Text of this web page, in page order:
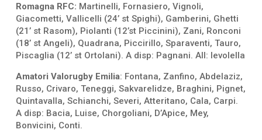
Romagna RFC: Martinelli, Fornasiero, Vignoli,
Giacometti, Vallicelli (24’ st Spighi), Gamberini, Ghetti
(21’ st Rasom), Piolanti (12’st Piccinini), Zani, Ronconi
(18’ st Angeli), Quadrana, Piccirillo, Sparaventi, Tauro,
Piscaglia (12’ st Ortolani). A disp: Pagnani. All: Ievolella
Amatori Valorugby Emilia: Fontana, Zanfino, Abdelaziz,
Russo, Crivaro, Teneggi, Sakvarelidze, Braghini, Pignet,
Quintavalla, Schianchi, Severi, Atteritano, Cala, Carpi.
A disp: Bacia, Luise, Chorgoliani, D’Apice, Mey,
Bonvicini, Conti.